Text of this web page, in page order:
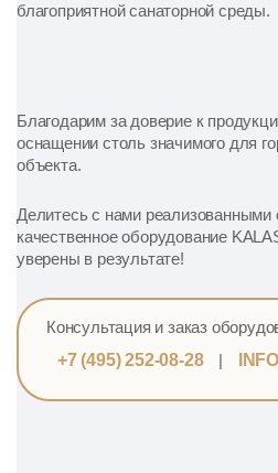
благоприятной санаторной среды.
Благодарим за доверие к
оснащении столь значимого для
объекта.
Делитесь с нами реализованными
качественное оборудование
уверены в результате!
Консультация и заказ
+7 (495) 252-08-28
|